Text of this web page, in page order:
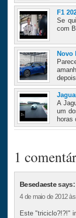
F1
Se
com
Novo
A
um
horas
1
Besedaestesays:
4 de maio de 2012
Este "triciclo?!?!"